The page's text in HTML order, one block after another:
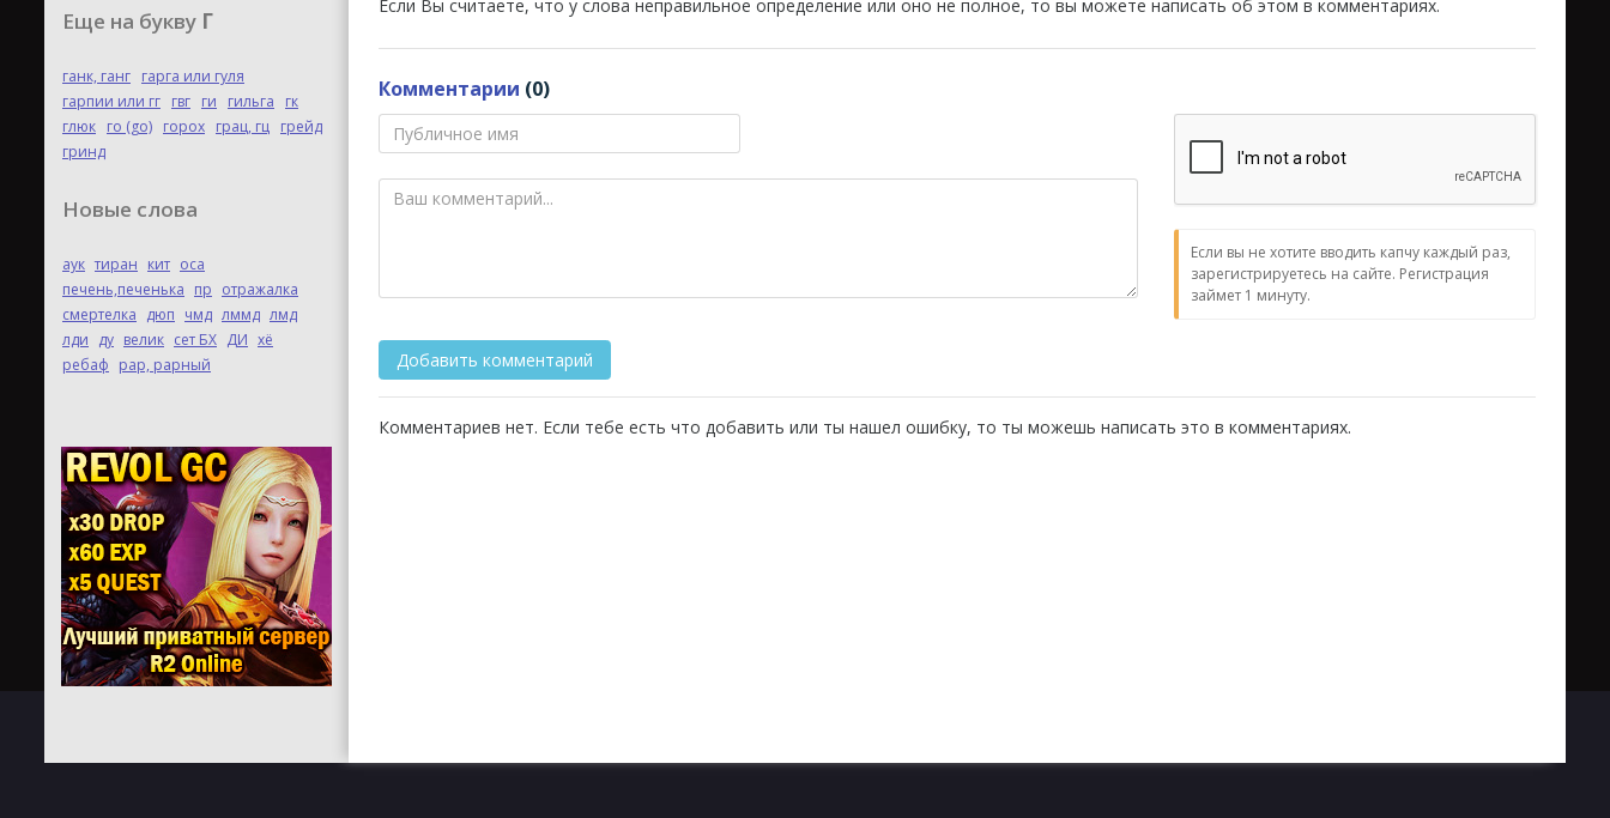
Еще на букву Г
ганк, ганг гарга или гуля
гарпии или гг гвг ги гильга
гк
глюк го (go) горох грац, гц грейд
гринд
Новые слова
аук тиран кит оса
печень,печенька пр отражалка
смертелка дюп чмд лммд лмд
лди ду велик сет БХ ДИ хё
ребаф рар, рарный
Если Вы считаете, что у слова неправильное определение или оно не полное, то вы можете написать об этом в комментариях.
Комментарии (0)
Если вы не хотите вводить капчу каждый раз,
зарегистрируетесь на сайте. Регистрация
займет 1 минуту.
Комментариев нет. Если тебе есть что добавить или ты нашел ошибку, то ты можешь написать это в комментариях.